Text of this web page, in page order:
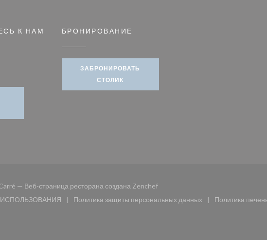
К НАМ БРОНИРОВАНИЕ
ЗАБРОНИРОВАТЬ
СТОЛИК
— Веб-страница ресторана создана Zenchef((открывается в новом окне))
((открывается в новом окне))
Политика защиты персональных данных
((открывается в новом окне))
Политика